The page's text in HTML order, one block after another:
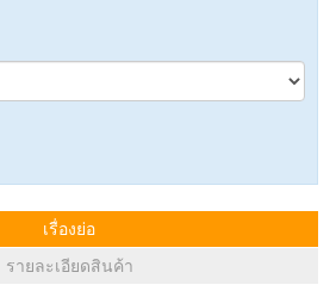
เรื่องย่อ
รายละเอียดสินค้า